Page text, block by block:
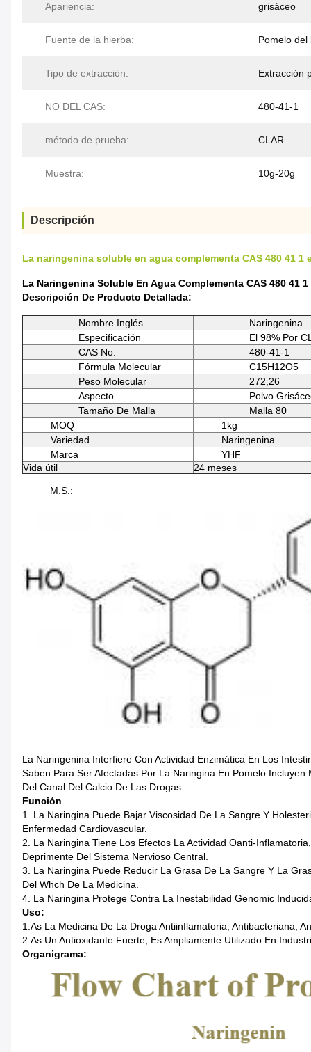
Apariencia: grisáceo
Fuente de la hierba: Pomelo del
Tipo de extracción: Extracción
NO DEL CAS: 480-41-1
método de prueba: CLAR
Muestra: 10g-20g
Descripción
La naringenina soluble en agua complementa CAS 480 41
La Naringenina Soluble En Agua Complementa CAS 480 41
Descripción De Producto Detallada:
Nombre Inglés
Naringenina
Especificación
El 98% Por
CAS No.
480-41-1
Fórmula Molecular
C15H12O5
Peso Molecular
272,26
Aspecto
Polvo
Tamaño De Malla
Malla 80
MOQ
1kg
Variedad
Naringenina
Marca
YHF
Vida útil
24 meses
M.S.:
La Naringenina Interfiere Con Actividad Enzimática En Los
Saben Para Ser Afectadas Por La Naringina En Pomelo
Del Canal Del Calcio De Las Drogas.
Función
1. La Naringina Puede Bajar Viscosidad De La Sangre Y
Enfermedad Cardiovascular.
2. La Naringina Tiene Los Efectos La Actividad Oanti-
Deprimente Del Sistema Nervioso Central.
3. La Naringina Puede Reducir La Grasa De La Sangre Y La
Del Whch De La Medicina.
4. La Naringina Protege Contra La Inestabilidad Genomic
Uso:
1.As La Medicina De La Droga Antiinflamatoria, Antibacteriana,
2.As Un Antioxidante Fuerte, Es Ampliamente Utilizado En
Organigrama: